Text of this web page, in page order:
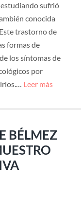
estudiando sufrió
conocida
trastorno de
formas de
los síntomas de
por
Leer más
BÉLMEZ